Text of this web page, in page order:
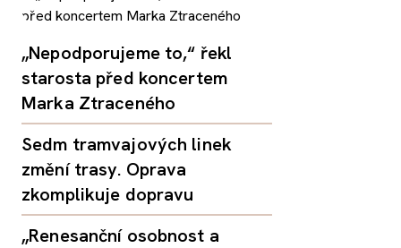
„Nepodporujeme to,“ řekl
starosta před koncertem
Marka Ztraceného
Sedm tramvajových linek
změní trasy. Oprava
zkomplikuje dopravu
„Renesanční osobnost a